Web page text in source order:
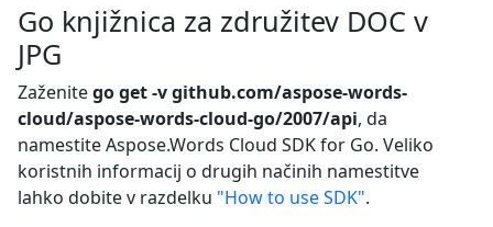
Go knjižnica za združitev DOC v
JPG
Zaženitego get -v github.com/aspose-words-
cloud/aspose-words-cloud-go/2007/api, da
namestite Aspose.Words Cloud SDK for Go. Veliko
koristnih informacij o drugih načinih namestitve
lahko dobite v razdelku "How to use SDK".